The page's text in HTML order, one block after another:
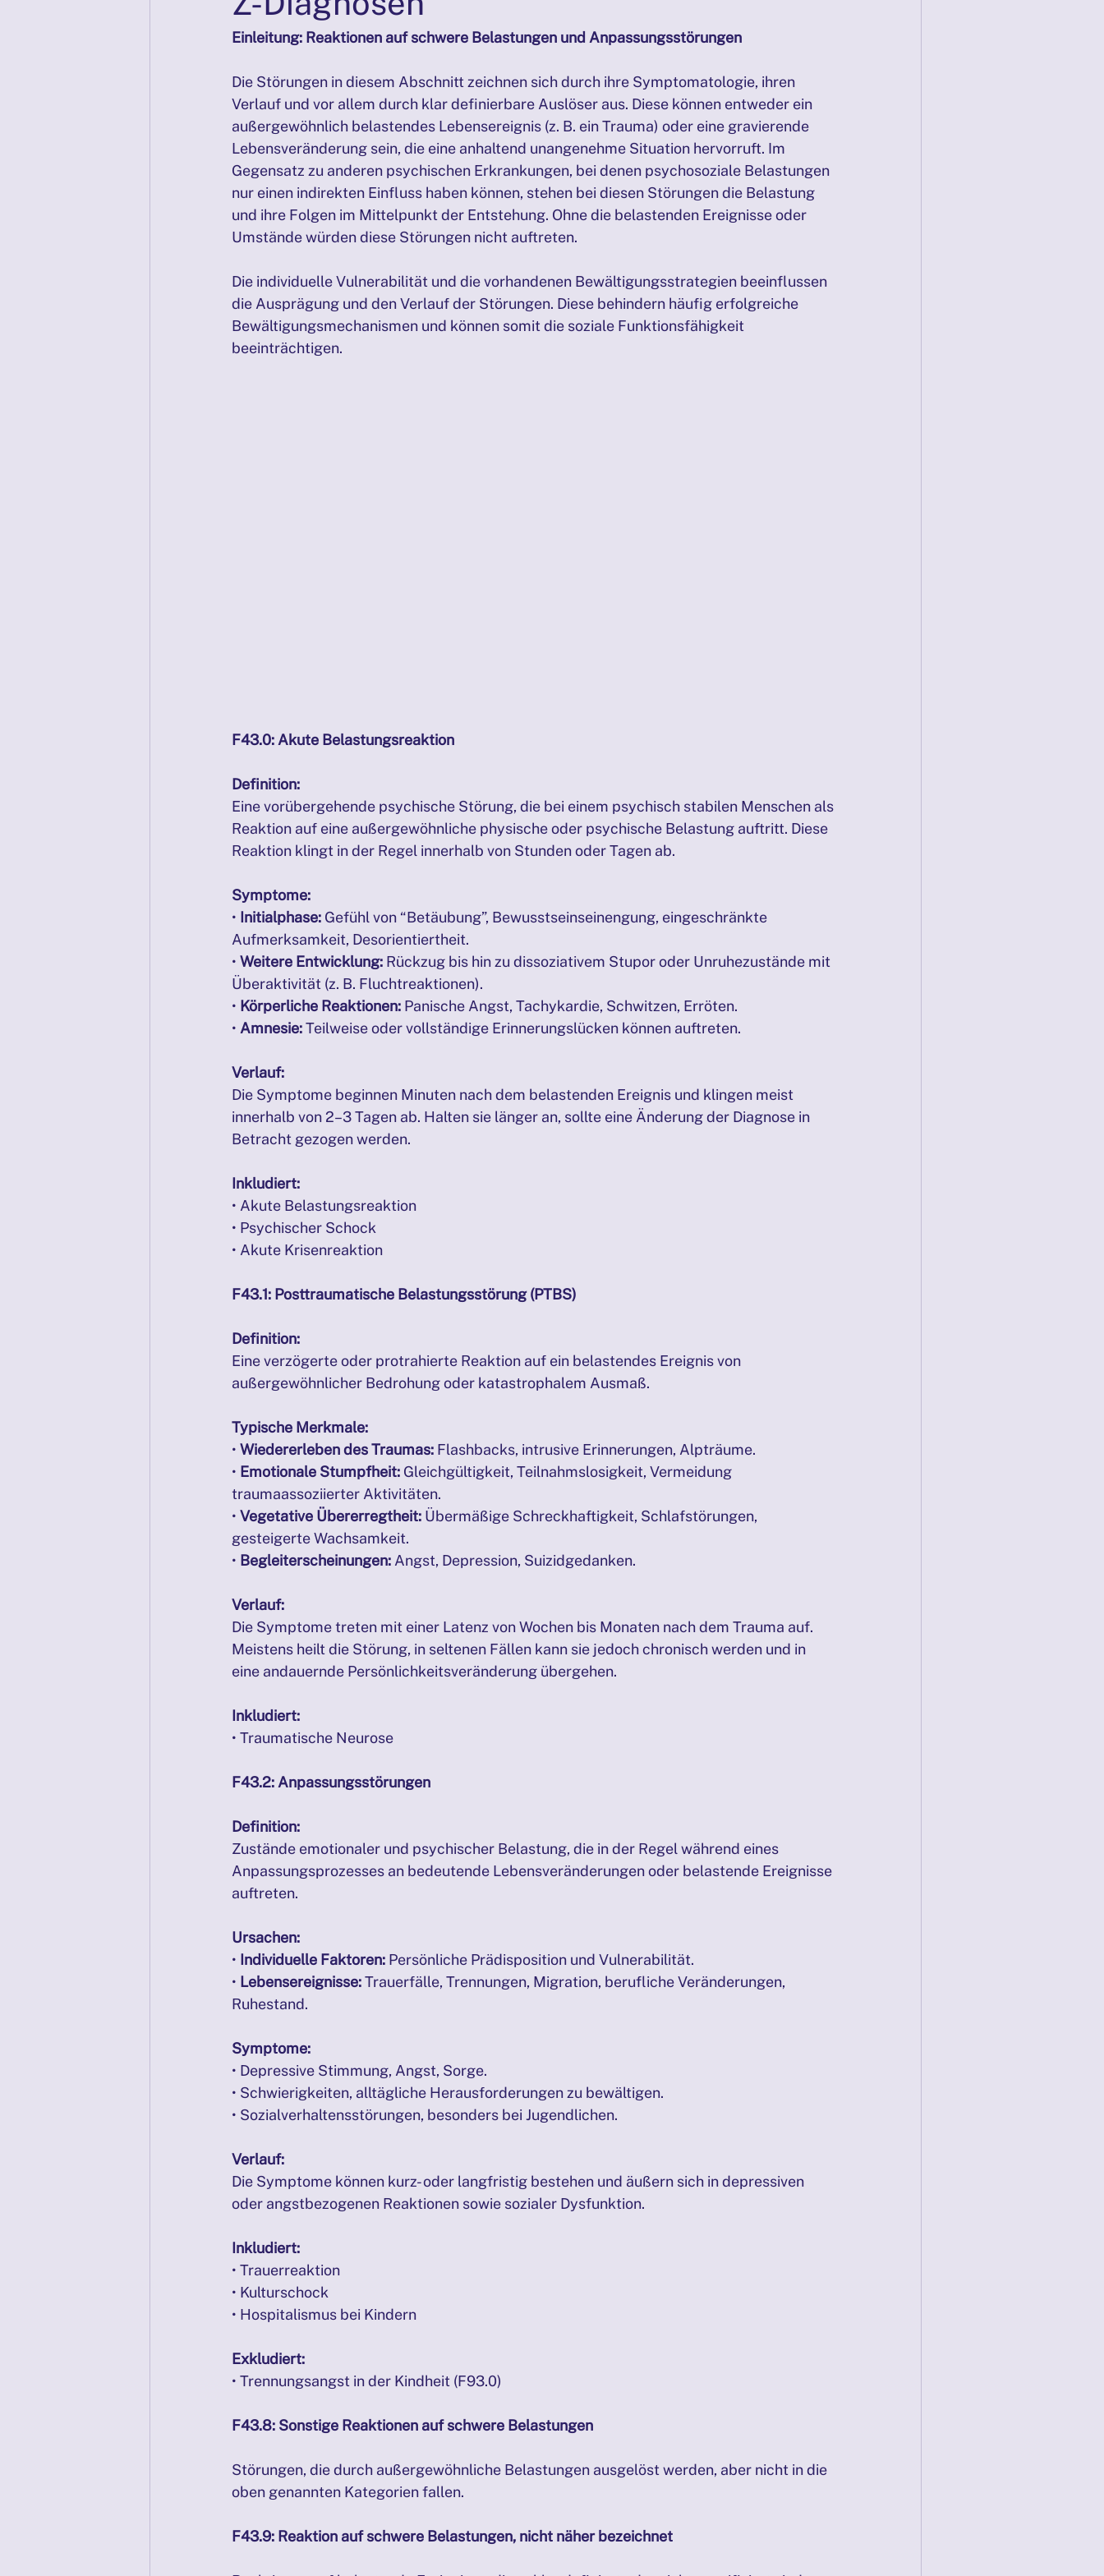
PRÄSENZTAGE 04/2025 Selbstmitgefühl PRÄSENZTAGE 05/2025 Biografiearbeit
PRÄSENZTAGE 06/2025 PRÄSENZTAGE 25./26.10.2025 PRÄSENZTAGE 22./23.11.2025
Einleitung: Reaktionen auf schwere Belastungen und Anpassungsstörungen
Die Störungen in diesem Abschnitt zeichnen sich durch ihre Symptomatologie, ihren
Verlauf und vor allem durch klar definierbare Auslöser aus. Diese können entweder ein
außergewöhnlich belastendes Lebensereignis (z. B. ein Trauma) oder eine gravierende
Lebensveränderung sein, die eine anhaltend unangenehme Situation hervorruft. Im
Gegensatz zu anderen psychischen Erkrankungen, bei denen psychosoziale Belastungen
nur einen indirekten Einfluss haben können, stehen bei diesen Störungen die Belastung
und ihre Folgen im Mittelpunkt der Entstehung. Ohne die belastenden Ereignisse oder
Umstände würden diese Störungen nicht auftreten.
Die individuelle Vulnerabilität und die vorhandenen Bewältigungsstrategien beeinflussen
die Ausprägung und den Verlauf der Störungen. Diese behindern häufig erfolgreiche
Bewältigungsmechanismen und können somit die soziale Funktionsfähigkeit
beeinträchtigen.
F43.0: Akute Belastungsreaktion
Definition:
Eine vorübergehende psychische Störung, die bei einem psychisch stabilen Menschen als
Reaktion auf eine außergewöhnliche physische oder psychische Belastung auftritt. Diese
Reaktion klingt in der Regel innerhalb von Stunden oder Tagen ab.
Symptome:
• Initialphase: Gefühl von “Betäubung”, Bewusstseinseinengung, eingeschränkte
Aufmerksamkeit, Desorientiertheit.
• Weitere Entwicklung: Rückzug bis hin zu dissoziativem Stupor oder Unruhezustände mit
Überaktivität (z. B. Fluchtreaktionen).
• Körperliche Reaktionen: Panische Angst, Tachykardie, Schwitzen, Erröten.
• Amnesie: Teilweise oder vollständige Erinnerungslücken können auftreten.
Verlauf:
Die Symptome beginnen Minuten nach dem belastenden Ereignis und klingen meist
innerhalb von 2–3 Tagen ab. Halten sie länger an, sollte eine Änderung der Diagnose in
Betracht gezogen werden.
Inkludiert:
• Akute Belastungsreaktion
• Psychischer Schock
• Akute Krisenreaktion
F43.1: Posttraumatische Belastungsstörung (PTBS)
Definition:
Eine verzögerte oder protrahierte Reaktion auf ein belastendes Ereignis von
außergewöhnlicher Bedrohung oder katastrophalem Ausmaß.
Typische Merkmale:
• Wiedererleben des Traumas: Flashbacks, intrusive Erinnerungen, Alpträume.
• Emotionale Stumpfheit: Gleichgültigkeit, Teilnahmslosigkeit, Vermeidung
traumaassoziierter Aktivitäten.
• Vegetative Übererregtheit: Übermäßige Schreckhaftigkeit, Schlafstörungen,
gesteigerte Wachsamkeit.
• Begleiterscheinungen: Angst, Depression, Suizidgedanken.
Verlauf:
Die Symptome treten mit einer Latenz von Wochen bis Monaten nach dem Trauma auf.
Meistens heilt die Störung, in seltenen Fällen kann sie jedoch chronisch werden und in
eine andauernde Persönlichkeitsveränderung übergehen.
Inkludiert:
• Traumatische Neurose
F43.2: Anpassungsstörungen
Definition:
Zustände emotionaler und psychischer Belastung, die in der Regel während eines
Anpassungsprozesses an bedeutende Lebensveränderungen oder belastende Ereignisse
auftreten.
Ursachen:
• Individuelle Faktoren: Persönliche Prädisposition und Vulnerabilität.
• Lebensereignisse: Trauerfälle, Trennungen, Migration, berufliche Veränderungen,
Ruhestand.
Symptome:
• Depressive Stimmung, Angst, Sorge.
• Schwierigkeiten, alltägliche Herausforderungen zu bewältigen.
• Sozialverhaltensstörungen, besonders bei Jugendlichen.
Verlauf:
Die Symptome können kurz- oder langfristig bestehen und äußern sich in depressiven
oder angstbezogenen Reaktionen sowie sozialer Dysfunktion.
Inkludiert:
• Trauerreaktion
• Kulturschock
• Hospitalismus bei Kindern
Exkludiert:
• Trennungsangst in der Kindheit (F93.0)
F43.8: Sonstige Reaktionen auf schwere Belastungen
Störungen, die durch außergewöhnliche Belastungen ausgelöst werden, aber nicht in die
oben genannten Kategorien fallen.
F43.9: Reaktion auf schwere Belastungen, nicht näher bezeichnet